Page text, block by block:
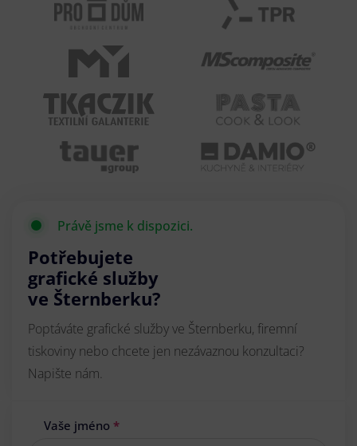
Právě jsme k dispozici.
Potřebujete
grafické služby
ve Šternberku?
Poptáváte grafické služby ve Šternberku, firemní
tiskoviny nebo chcete jen nezávaznou konzultaci?
Napište nám.
Vaše jméno *